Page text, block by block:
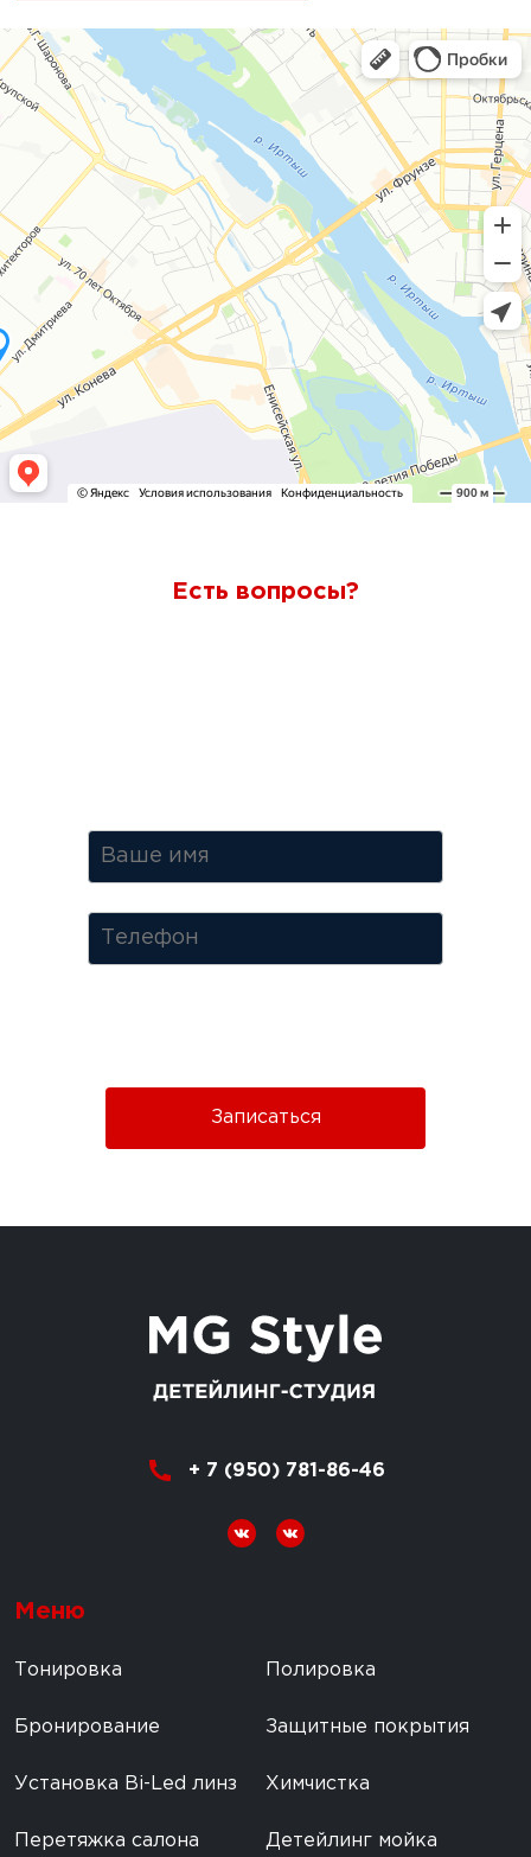
Есть вопросы?
Записаться
+ 7 (950) 781-86-46
Меню
Тонировка Полировка
Бронирование Защитные покрытия
Установка Bi-Led линз Химчистка
Перетяжка салона Детейлинг мойка